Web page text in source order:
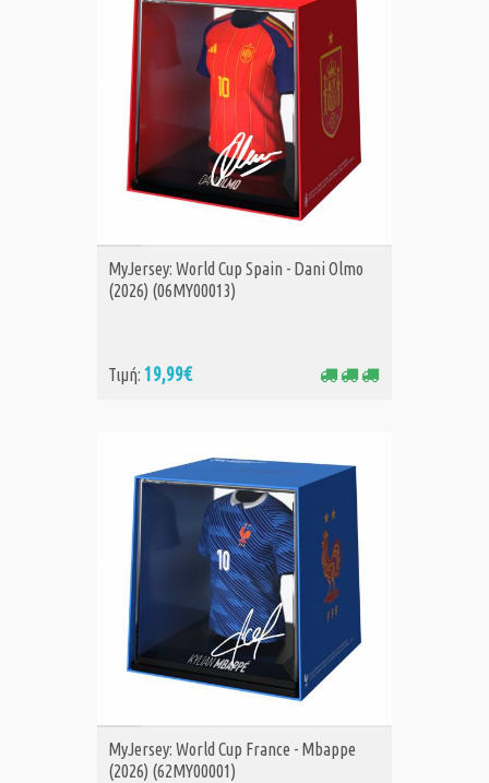
ΑΓΟΡΑ
MyJersey: World Cup Spain - Dani Olmo
(2026) (06MY00013)
Τιμή: 19,99€
ΑΓΟΡΑ
MyJersey: World Cup France - Mbappe
(2026) (62MY00001)